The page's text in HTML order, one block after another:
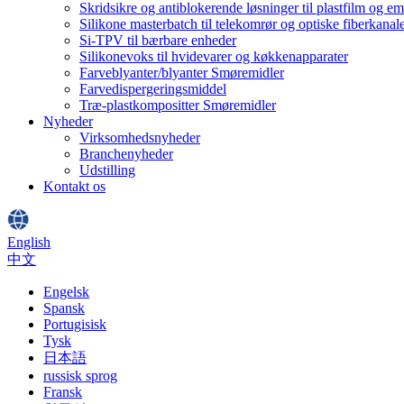
Skridsikre og antiblokerende løsninger til plastfilm og
Silikone masterbatch til telekomrør og optiske
Si-TPV til bærbare enheder
Silikonevoks til hvidevarer og køkkenapparater
Farveblyanter/blyanter Smøremidler
Farvedispergeringsmiddel
Træ-plastkompositter Smøremidler
Nyheder
Virksomhedsnyheder
Branchenyheder
Udstilling
Kontakt os
English
中文
Engelsk
Spansk
Portugisisk
Tysk
日本語
russisk sprog
Fransk